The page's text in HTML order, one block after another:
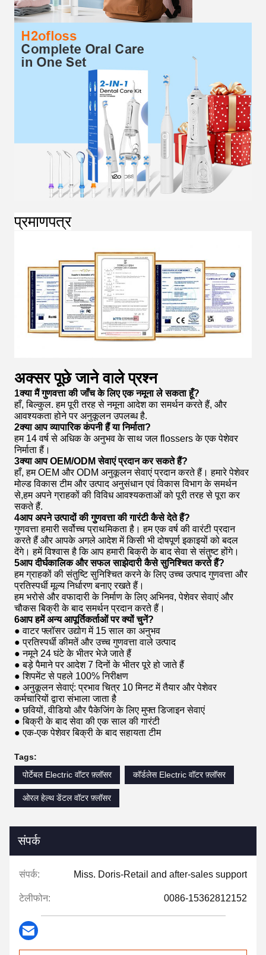
प्रमाणपत्र
अक्सर पूछे जाने वाले प्रश्न
1क्या मैं गुणवत्ता की जाँच के लिए एक नमूना ले सकता हूँ?
हाँ, बिल्कुल. हम पूरी तरह से नमूना आदेश का समर्थन करते हैं, और
आवश्यकता होने पर अनुकूलन उपलब्ध है.
2क्या आप व्यापारिक कंपनी हैं या निर्माता?
हम 14 वर्ष से अधिक के अनुभव के साथ जल flossers के एक पेशेवर
निर्माता हैं।
3क्या आप OEM/ODM सेवाएं प्रदान कर सकते हैं?
हाँ, हम OEM और ODM अनुकूलन सेवाएं प्रदान करते हैं। हमारे पेशेवर
मोल्ड विकास टीम और उत्पाद अनुसंधान एवं विकास विभाग के समर्थन
से,हम अपने ग्राहकों की विविध आवश्यकताओं को पूरी तरह से पूरा कर
सकते हैं.
4आप अपने उत्पादों की गुणवत्ता की गारंटी कैसे देते हैं?
गुणवत्ता हमारी सर्वोच्च प्राथमिकता है। हम एक वर्ष की वारंटी प्रदान
करते हैं और आपके अगले आदेश में किसी भी दोषपूर्ण इकाइयों को बदल
देंगे। हमें विश्वास है कि आप हमारी बिक्री के बाद सेवा से संतुष्ट होंगे।
5आप दीर्घकालिक और सफल साझेदारी कैसे सुनिश्चित करते हैं?
हम ग्राहकों की संतुष्टि सुनिश्चित करने के लिए उच्च उत्पाद गुणवत्ता और
प्रतिस्पर्धी मूल्य निर्धारण बनाए रखते हैं।
हम भरोसे और वफादारी के निर्माण के लिए अभिनव, पेशेवर सेवाएं और
चौकस बिक्री के बाद समर्थन प्रदान करते हैं।
6आप हमें अन्य आपूर्तिकर्ताओं पर क्यों चुनें?
● वाटर फ्लॉसर उद्योग में 15 साल का अनुभव
● प्रतिस्पर्धी कीमतें और उच्च गुणवत्ता वाले उत्पाद
● नमूने 24 घंटे के भीतर भेजे जाते हैं
● बड़े पैमाने पर आदेश 7 दिनों के भीतर पूरे हो जाते हैं
● शिपमेंट से पहले 100% निरीक्षण
● अनुकूलन सेवाएं: प्रभाव चित्र 10 मिनट में तैयार और पेशेवर
कर्मचारियों द्वारा संभाला जाता है
● छवियों, वीडियो और पैकेजिंग के लिए मुफ्त डिजाइन सेवाएं
● बिक्री के बाद सेवा की एक साल की गारंटी
● एक-एक पेशेवर बिक्री के बाद सहायता टीम
Tags:
पोर्टेबल Electric वॉटर फ़्लॉसर
कॉर्डलेस Electric वॉटर फ़्लॉसर
ओरल हेल्थ डेंटल वॉटर फ़्लॉसर
संपर्क
संपर्क: Miss. Doris-Retail and after-sales support
टेलीफोन: 0086-15362812152